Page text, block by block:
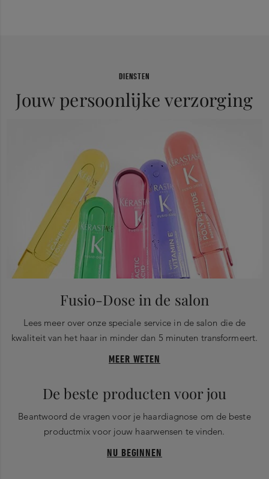
BENZOATE • POTASSIUM SORBATE • PARFUM / FRAGRANCE
DIENSTEN
Jouw persoonlijke verzorging
Fusio-Dose in de salon
Lees meer over onze speciale service in de salon die de
kwaliteit van het haar in minder dan 5 minuten transformeert.
MEER WETEN
De beste producten voor jou
Beantwoord de vragen voor je haardiagnose om de beste
productmix voor jouw haarwensen te vinden.
NU BEGINNEN